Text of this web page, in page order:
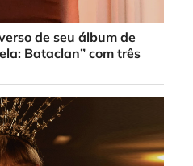
de seu álbum de
Bataclan” com três